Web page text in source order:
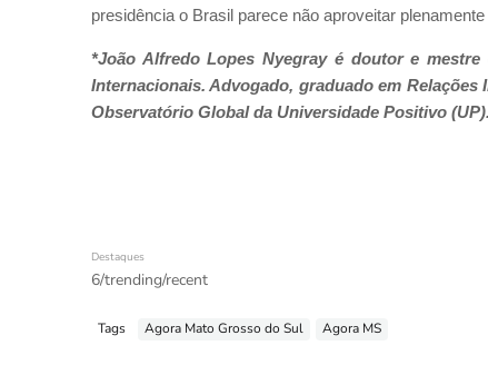
presidência o Brasil parece não aproveitar
*João Alfredo Lopes Nyegray é doutor e
Internacionais. Advogado, graduado em
Observatório Global da Universidade Positivo
Destaques
6/trending/recent
Tags Agora Mato Grosso do Sul Agora MS